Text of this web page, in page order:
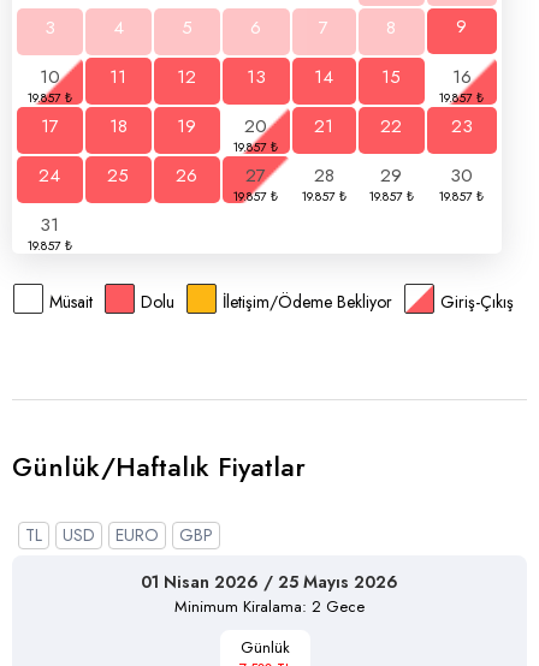
3
4 5 6 7 8 9
10 11 12 13 14 15
16
17
18 19 20 21 22
23
24
25 26 27 28 29
30
31
Müsait Dolu İletişim/Ödeme Bekliyor Giriş-Çıkış
Günlük/Haftalık Fiyatlar
TL USD EURO
GBP
01 Nisan 2026 / 25 Mayıs 2026
Minimum Kiralama: 2 Gece
Günlük